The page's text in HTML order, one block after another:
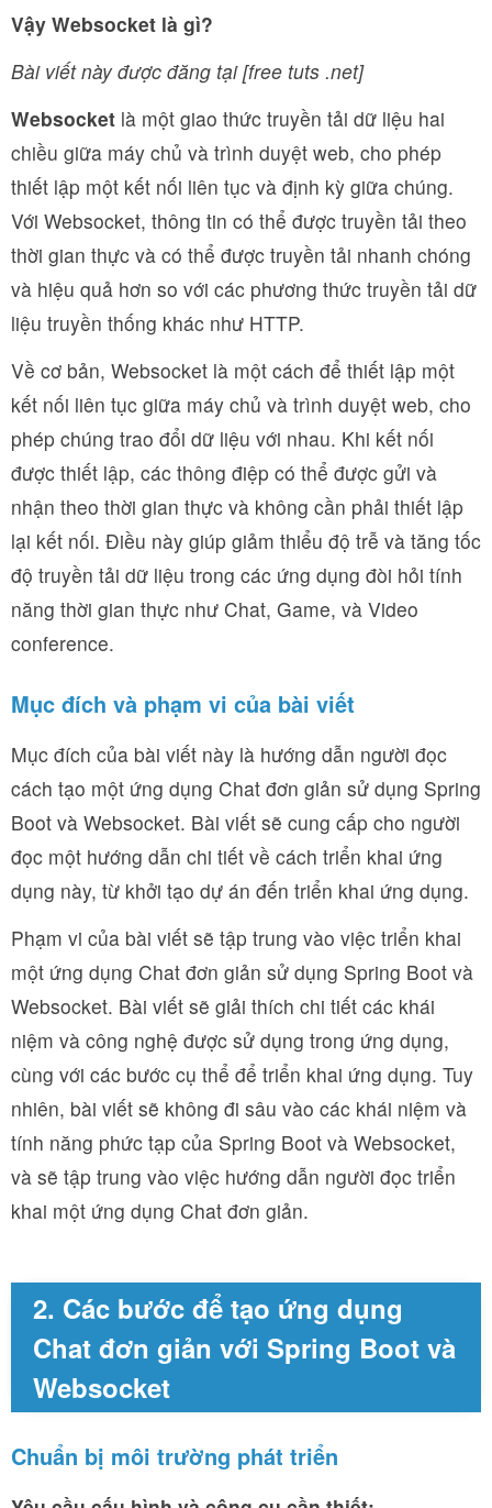
Vậy Websocket là gì?
Bài viết này được đăng tại [free tuts .net]
Websocket là một giao thức truyền tải dữ liệu hai
chiều giữa máy chủ và trình duyệt web, cho phép
thiết lập một kết nối liên tục và định kỳ giữa chúng.
Với Websocket, thông tin có thể được truyền tải theo
thời gian thực và có thể được truyền tải nhanh chóng
và hiệu quả hơn so với các phương thức truyền tải dữ
liệu truyền thống khác như HTTP.
Về cơ bản, Websocket là một cách để thiết lập một
kết nối liên tục giữa máy chủ và trình duyệt web, cho
phép chúng trao đổi dữ liệu với nhau. Khi kết nối
được thiết lập, các thông điệp có thể được gửi và
nhận theo thời gian thực và không cần phải thiết lập
lại kết nối. Điều này giúp giảm thiểu độ trễ và tăng tốc
độ truyền tải dữ liệu trong các ứng dụng đòi hỏi tính
năng thời gian thực như Chat, Game, và Video
conference.
Mục đích và phạm vi của bài viết
Mục đích của bài viết này là hướng dẫn người đọc
cách tạo một ứng dụng Chat đơn giản sử dụng Spring
Boot và Websocket. Bài viết sẽ cung cấp cho người
đọc một hướng dẫn chi tiết về cách triển khai ứng
dụng này, từ khởi tạo dự án đến triển khai ứng dụng.
Phạm vi của bài viết sẽ tập trung vào việc triển khai
một ứng dụng Chat đơn giản sử dụng Spring Boot và
Websocket. Bài viết sẽ giải thích chi tiết các khái
niệm và công nghệ được sử dụng trong ứng dụng,
cùng với các bước cụ thể để triển khai ứng dụng. Tuy
nhiên, bài viết sẽ không đi sâu vào các khái niệm và
tính năng phức tạp của Spring Boot và Websocket,
và sẽ tập trung vào việc hướng dẫn người đọc triển
khai một ứng dụng Chat đơn giản.
2. Các bước để tạo ứng dụng
Chat đơn giản với Spring Boot và
Websocket
Chuẩn bị môi trường phát triển